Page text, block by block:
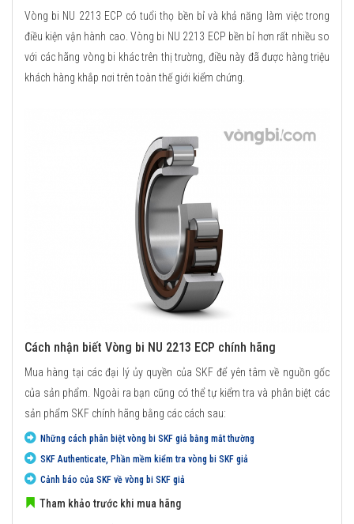
Vòng bi NU 2213 ECP có tuổi thọ bền bỉ và khả năng làm việc trong
điều kiện vận hành cao. Vòng bi NU 2213 ECP bền bỉ hơn rất nhiều so
với các hãng vòng bi khác trên thị trường, điều này đã được hàng triệu
khách hàng khắp nơi trên toàn thế giới kiểm chứng.
Cách nhận biết Vòng bi NU 2213 ECP chính hãng
Mua hàng tại các đại lý ủy quyền của SKF để yên tâm về nguồn gốc
của sản phẩm. Ngoài ra bạn cũng có thể tự kiểm tra và phân biệt các
sản phẩm SKF chính hãng bằng các cách sau:
Những cách phân biệt vòng bi SKF giả bằng mắt thường
SKF Authenticate, Phần mềm kiểm tra vòng bi SKF giả
Cảnh báo của SKF về vòng bi SKF giả
Tham khảo trước khi mua hãng